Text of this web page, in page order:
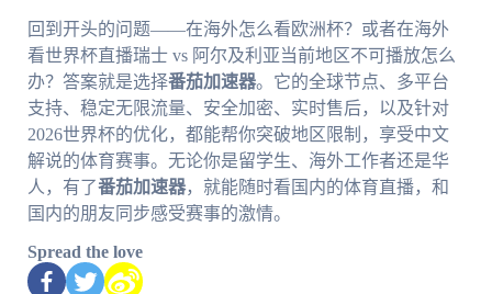
回到开头的问题——在海外怎么看欧洲杯？或者在海外
看世界杯直播瑞士 vs 阿尔及利亚当前地区不可播放怎么
办？答案就是选择番茄加速器。它的全球节点、多平台
支持、稳定无限流量、安全加密、实时售后，以及针对
2026世界杯的优化，都能帮你突破地区限制，享受中文
解说的体育赛事。无论你是留学生、海外工作者还是华
人，有了番茄加速器，就能随时看国内的体育直播，和
国内的朋友同步感受赛事的激情。
Spread the love